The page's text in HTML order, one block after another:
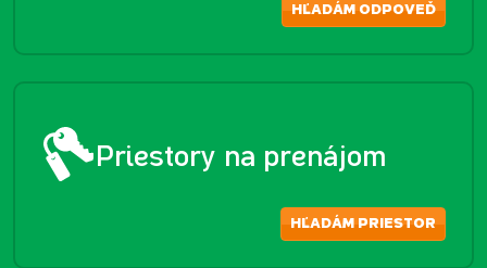
HĽADÁM ODPOVEĎ
Priestory na prenájom
HĽADÁM PRIESTOR